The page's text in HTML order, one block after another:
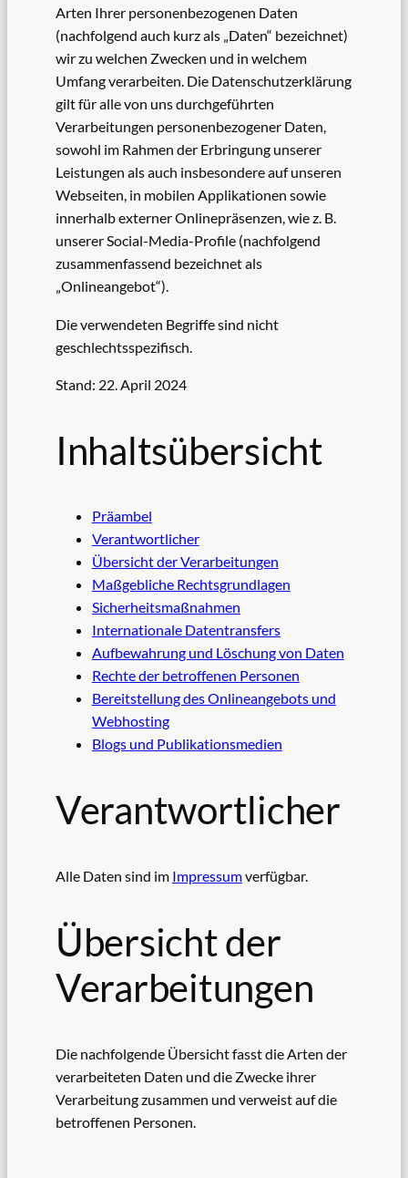
Arten Ihrer personenbezogenen Daten
(nachfolgend auch kurz als „Daten“ bezeichnet)
wir zu welchen Zwecken und in welchem
Umfang verarbeiten. Die Datenschutzerklärung
gilt für alle von uns durchgeführten
Verarbeitungen personenbezogener Daten,
sowohl im Rahmen der Erbringung unserer
Leistungen als auch insbesondere auf unseren
Webseiten, in mobilen Applikationen sowie
innerhalb externer Onlinepräsenzen, wie z. B.
unserer Social-Media-Profile (nachfolgend
zusammenfassend bezeichnet als
„Onlineangebot“).
Die verwendeten Begriffe sind nicht
geschlechtsspezifisch.
Stand: 22. April 2024
Inhaltsübersicht
Präambel
Verantwortlicher
Übersicht der Verarbeitungen
Maßgebliche Rechtsgrundlagen
Sicherheitsmaßnahmen
Internationale Datentransfers
Aufbewahrung und Löschung von Daten
Rechte der betroffenen Personen
Bereitstellung des Onlineangebots und
Webhosting
Blogs und Publikationsmedien
Verantwortlicher
Alle Daten sind im Impressumverfügbar.
Übersicht der
Verarbeitungen
Die nachfolgende Übersicht fasst die Arten der
verarbeiteten Daten und die Zwecke ihrer
Verarbeitung zusammen und verweist auf die
betroffenen Personen.